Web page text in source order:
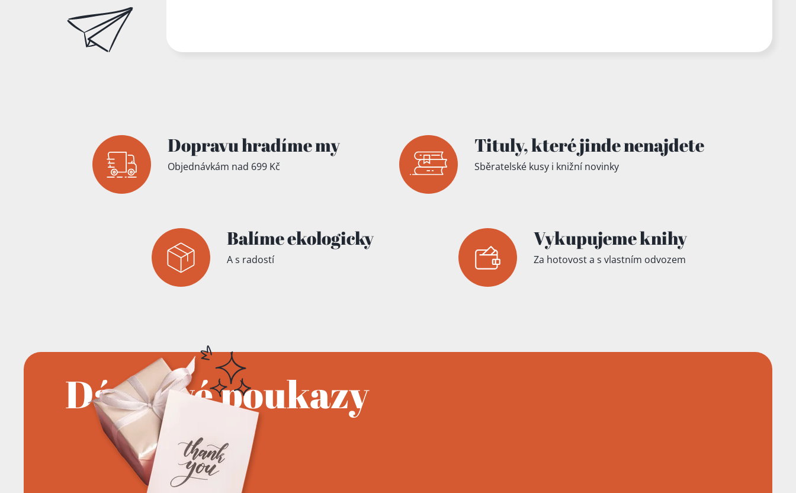
Dopravu hradíme my
Objednávkám nad 699 Kč
Tituly,které jindenenajdete
Sběratelské kusy i knižní novinky
Balíme ekologicky
A s radostí
Vykupujeme knihy
Za hotovost a s vlastním odvozem
Dárkové poukazy
Přidáno do košíku!